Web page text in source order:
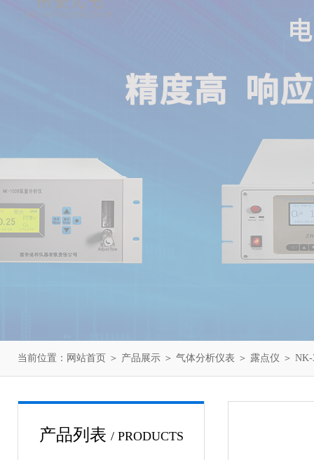
当前位置： 网站首页 ＞ 产品展示 ＞ 气体分析仪表 ＞ 露点仪 ＞
产品列表 / PRODUCTS